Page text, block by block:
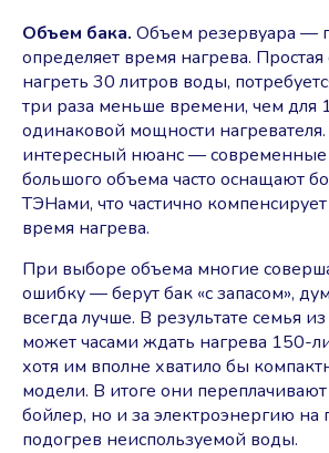
Объем бака. Объем резервуара —
определяет время нагрева.
нагреть 30 литров воды,
три раза меньше времени, чем для
одинаковой мощности нагревателя.
интересный нюанс —
большого объема часто оснащают
ТЭНами, что частично
время нагрева.
При выборе объема многие
ошибку — берут бак «с запасом»,
всегда лучше. В результате семья
может часами ждать нагрева 150-
хотя им вполне хватило бы
модели. В итоге они переплачивают
бойлер, но и за электроэнергию на
подогрев неиспользуемой воды.